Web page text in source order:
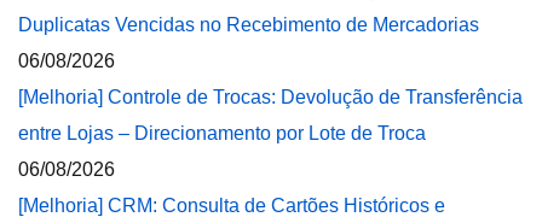
Duplicatas Vencidas no Recebimento de Mercadorias
06/08/2026
[Melhoria] Controle de Trocas: Devolução de Transferência
entre Lojas – Direcionamento por Lote de Troca
06/08/2026
[Melhoria] CRM: Consulta de Cartões Históricos e